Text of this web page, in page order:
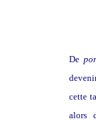
De
cette
alors